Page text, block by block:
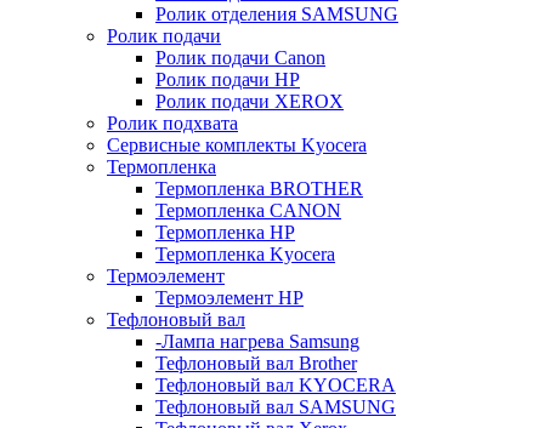
Ролик отделения SAMSUNG
Ролик подачи
Ролик подачи Canon
Ролик подачи HP
Ролик подачи XEROX
Ролик подхвата
Сервисные комплекты Kyocera
Термопленка
Термопленка BROTHER
Термопленка CANON
Термопленка HP
Термопленка Kyocera
Термоэлемент
Термоэлемент НР
Тефлоновый вал
-Лампа нагрева Samsung
Тефлоновый вал Brother
Тефлоновый вал KYOCERA
Тефлоновый вал SAMSUNG